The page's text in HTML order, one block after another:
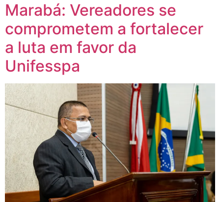
Marabá: Vereadores se
comprometem a fortalecer
a luta em favor da
Unifesspa